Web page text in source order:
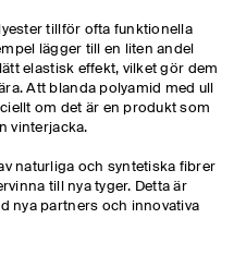
tillför ofta funktionella
lägger till en liten andel
elastisk effekt, vilket gör dem
Att blanda polyamid med ull
om det är en produkt som
vinterjacka.
naturliga och syntetiska fibrer
till nya tyger. Detta är
nya partners och innovativa